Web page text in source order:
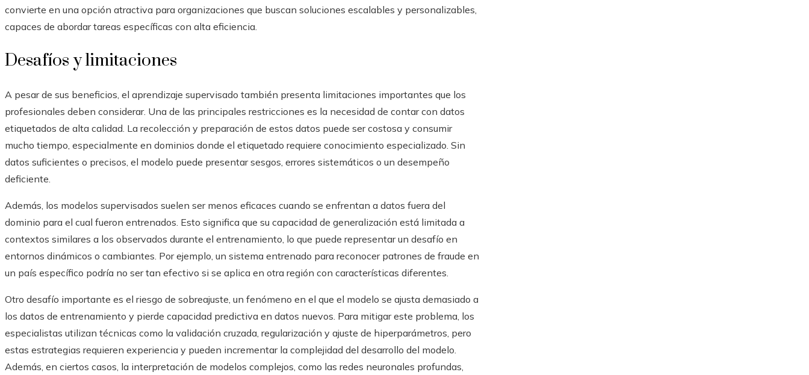
convierte en una opción atractiva para organizaciones que buscan soluciones escalables y personalizables,
capaces de abordar tareas específicas con alta eficiencia.
Desafíos y limitaciones
A pesar de sus beneficios, el aprendizaje supervisado también presenta limitaciones importantes que los
profesionales deben considerar. Una de las principales restricciones es la necesidad de contar con datos
etiquetados de alta calidad. La recolección y preparación de estos datos puede ser costosa y consumir
mucho tiempo, especialmente en dominios donde el etiquetado requiere conocimiento especializado. Sin
datos suficientes o precisos, el modelo puede presentar sesgos, errores sistemáticos o un desempeño
deficiente.
Además, los modelos supervisados suelen ser menos eficaces cuando se enfrentan a datos fuera del
dominio para el cual fueron entrenados. Esto significa que su capacidad de generalización está limitada a
contextos similares a los observados durante el entrenamiento, lo que puede representar un desafío en
entornos dinámicos o cambiantes. Por ejemplo, un sistema entrenado para reconocer patrones de fraude en
un país específico podría no ser tan efectivo si se aplica en otra región con características diferentes.
Otro desafío importante es el riesgo de sobreajuste, un fenómeno en el que el modelo se ajusta demasiado a
los datos de entrenamiento y pierde capacidad predictiva en datos nuevos. Para mitigar este problema, los
especialistas utilizan técnicas como la validación cruzada, regularización y ajuste de hiperparámetros, pero
estas estrategias requieren experiencia y pueden incrementar la complejidad del desarrollo del modelo.
Además, en ciertos casos, la interpretación de modelos complejos, como las redes neuronales profundas,